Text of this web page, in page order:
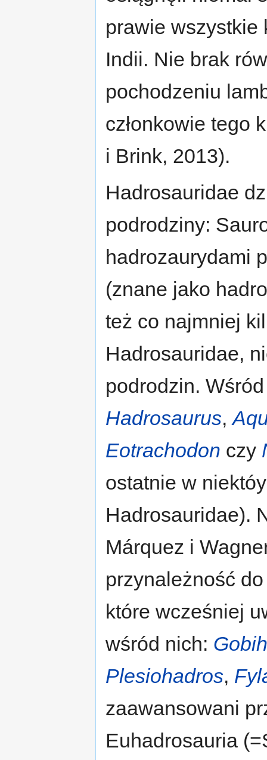
prawie wszystkie
Indii. Nie brak
pochodzeniu
członkowie tego
i Brink, 2013).
Hadrosauridae
podrodziny:
hadrozaurydami
(znane jako
też co najmniej
Hadrosauridae,
podrodzin.
Hadrosaurus,
Eotrachodon czy
ostatnie w
Hadrosauridae).
Márquez i
przynależność
które wcześniej
wśród nich:
Plesiohadros,
zaawansowani
Euhadrosauria